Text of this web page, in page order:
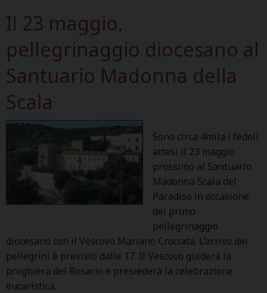
Il 23 maggio,
pellegrinaggio diocesano al
Santuario Madonna della
Scala
Sono circa 4mila i fedeli
attesi il 23 maggio
prossimo al Santuario
Madonna Scala del
Paradiso in occasione
del primo
pellegrinaggio
diocesano con il Vescovo Mariano Crociata. L’arrivo dei
pellegrini è previsto dalle 17. Il Vescovo guiderà la
preghiera del Rosario e presiederà la celebrazione
eucaristica.